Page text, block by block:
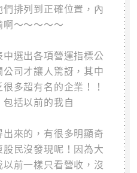
排列到正確位置，內
～～～～～
選出各項營運指標公
司才讓人驚訝，其中
多超有名的企業！！
括以前的我自
來的，有很多明顯奇
民沒發現呢！因為大
前一樣只看營收，沒